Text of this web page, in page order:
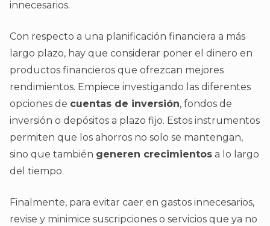
innecesarios.
Con respecto a una planificación financiera a más
largo plazo, hay que considerar poner el dinero en
productos financieros que ofrezcan mejores
rendimientos. Empiece investigando las diferentes
opciones de cuentas de inversión, fondos de
inversión o depósitos a plazo fijo. Estos instrumentos
permiten que los ahorros no solo se mantengan,
sino que también generen crecimientos a lo largo
del tiempo.
Finalmente, para evitar caer en gastos innecesarios,
revise y minimice suscripciones o servicios que ya no